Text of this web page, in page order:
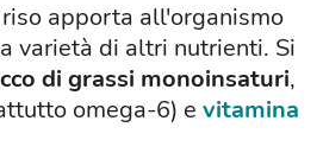
apporta all'organismo
varietà di altri nutrienti. Si
di grassi monoinsaturi,
omega-6) e vitamina